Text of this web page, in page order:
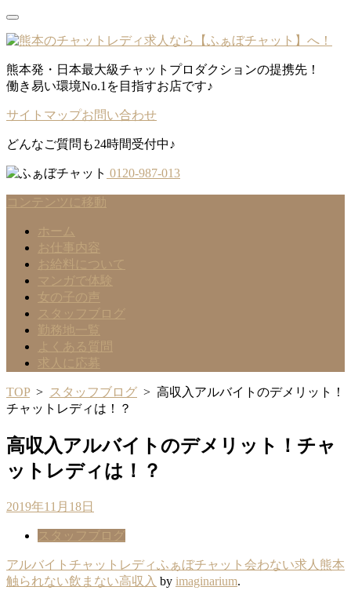
熊本発・日本最大級チャットプロダクションの提携先！
働き易い環境No.1を目指すお店です♪
サイトマップお問い合わせ
どんなご質問も24時間受付中♪
0120-987-013
コンテンツに移動
ホーム
お仕事内容
お給料について
マンガで体験
女の子の声
スタッフブログ
勤務地一覧
よくある質問
求人に応募
TOP> スタッフブログ > 高収入アルバイトのデメリット！
チャットレディは！？
高収入アルバイトのデメリット！チャ
ットレディは！？
2019年11月18日
スタッフブログ
アルバイト チャットレディふぁぼチャット 会わない求人 熊本
触られない飲まない高収入 by imaginarium.